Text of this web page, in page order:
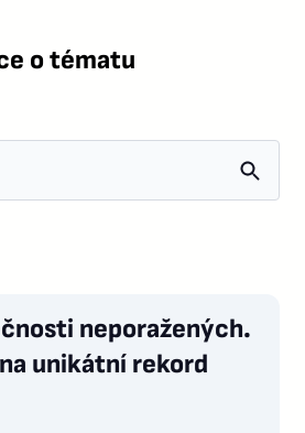
o tématu
neporažených.
unikátní rekord